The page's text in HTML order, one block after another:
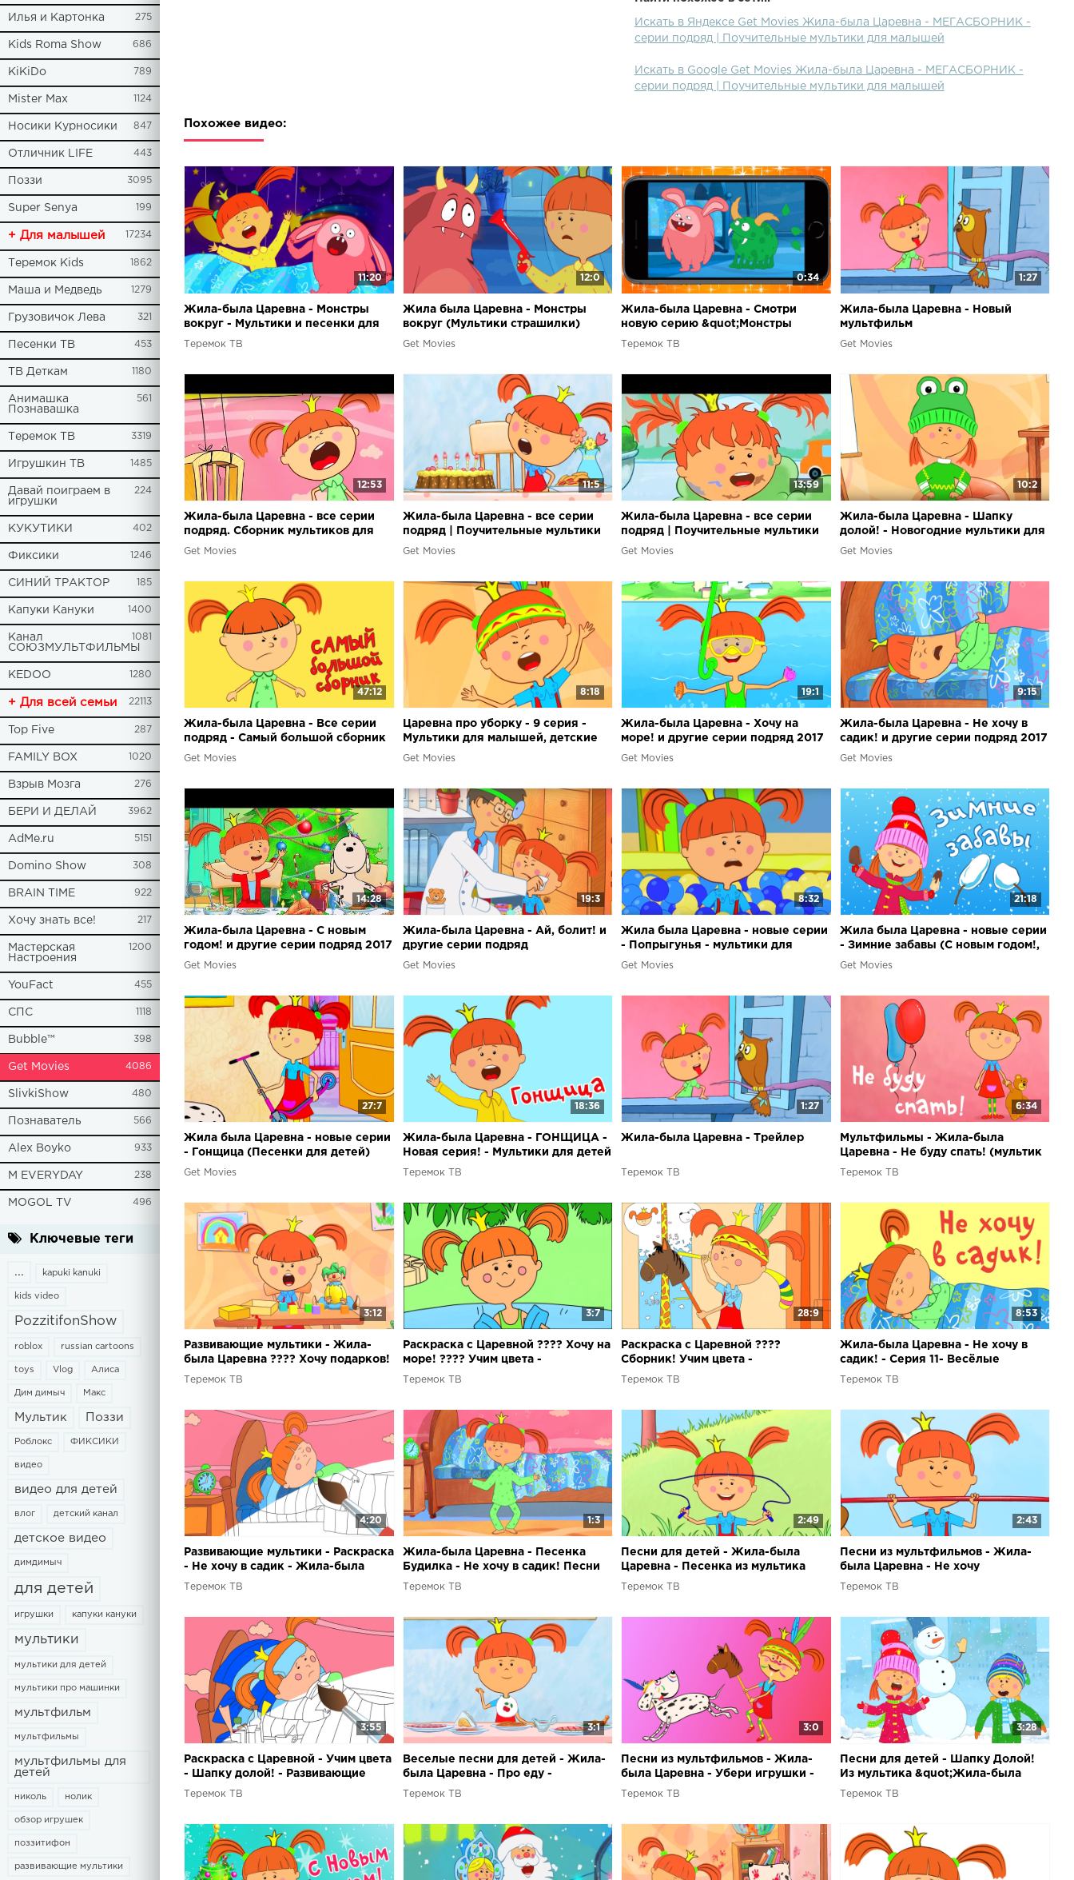
Илья и Картонка 275
Kids Roma Show 686
KiKiDo 789
Mister Max 1124
Носики Курносики 847
Отличник LIFE 443
Поззи 3095
Super Senya 199
+ Для малышей 17234
Теремок Kids 1862
Маша и Медведь 1279
Грузовичок Лева 321
Песенки ТВ 453
ТВ Деткам 1180
Анимашка
Познавашка
561
Теремок ТВ 3319
Игрушкин ТВ 1485
Давай поиграем в
игрушки
224
КУКУТИКИ 402
Фиксики 1246
СИНИЙ ТРАКТОР 185
Капуки Кануки 1400
Канал
СОЮЗМУЛЬТФИЛЬМЫ
1081
KEDOO 1280
+ Для всей семьи 22113
Top Five 287
FAMILY BOX 1020
Взрыв Мозга 276
БЕРИ И ДЕЛАЙ 3962
AdMe.ru 5151
Domino Show 308
BRAIN TIME 922
Хочу знать все! 217
Мастерская
Настроения
1200
YouFact 455
СПС 1118
Bubble™ 398
Get Movies 4086
SlivkiShow 480
Познаватель 566
Alex Boyko 933
M EVERYDAY 238
MOGOL TV 496
Ключевые теги
... kapuki kanuki
kids video
PozzitifonShow
roblox russian cartoons
toys Vlog Алиса
Дим димыч Макс
Мультик Поззи
Роблокс ФИКСИКИ
видео
видео для детей
влог детский канал
детское видео
димдимыч
для детей
игрушки капуки кануки
мультики
мультики для детей
мультики про машинки
мультфильм
мультфильмы
мультфильмы для
детей
николь нолик
обзор игрушек
поззитифон
развивающие мультики
Кукла-игрушка Царевна ► Посуда с Царевной ► В сборник Жила-
была царевна вошли серии: - Жила была Царевна Серия 7 "Не хочу
Царевна Серия 5 "Замарашка" - Жила-была Царевна Серия 4
"Волшебные сказки" - Жила-была Царевна Серия 3 "Жадина" - Жила-
как и у любого ребенка - побольше сладостей и поменьше
нравоучений!
Искать в Яндексе Get Movies Жила-была Царевна - МЕГАСБОРНИК -
серии подряд | Поучительные мультики для малышей
Искать в Google Get Movies Жила-была Царевна - МЕГАСБОРНИК -
серии подряд | Поучительные мультики для малышей
Похожее видео:
11:20
Жила-была Царевна - Монстры
вокруг - Мультики и песенки для
детей
Теремок ТВ
12:0
Жила была Царевна - Монстры
вокруг (Мультики страшилки)
Get Movies
0:34
Жила-была Царевна - Смотри
новую серию &quot;Монстры
вокруг&quot; в приложении
Теремок ТВ
1:27
Жила-была Царевна - Новый
мультфильм
Get Movies
12:53
Жила-была Царевна - все серии
подряд. Сборник мультиков для
малышей от 1 года
Get Movies
11:5
Жила-была Царевна - все серии
подряд | Поучительные мультики
для малышей
Get Movies
13:59
Жила-была Царевна - все серии
подряд | Поучительные мультики
для малышей
Get Movies
10:2
Жила-была Царевна - Шапку
долой! - Новогодние мультики для
детей
Get Movies
47:12
Жила-была Царевна - Все серии
подряд - Самый большой сборник
(8 серий + песенка)
Get Movies
8:18
Царевна про уборку - 9 серия -
Мультики для малышей, детские
песенки
Get Movies
19:1
Жила-была Царевна - Хочу на
море! и другие серии подряд 2017
Get Movies
9:15
Жила-была Царевна - Не хочу в
садик! и другие серии подряд 2017
Get Movies
14:28
Жила-была Царевна - С новым
годом! и другие серии подряд 2017
Get Movies
19:3
Жила-была Царевна - Ай, болит! и
другие серии подряд
Get Movies
8:32
Жила была Царевна - новые серии
- Попрыгунья - мультики для
девочек
Get Movies
21:18
Жила была Царевна - новые серии
- Зимние забавы (С новым годом!,
Шапку долой, Новогодняя
Get Movies
27:7
Жила была Царевна - новые серии
- Гонщица (Песенки для детей)
Get Movies
18:36
Жила-была Царевна - ГОНЩИЦА -
Новая серия! - Мультики для детей
Теремок ТВ
1:27
Жила-была Царевна - Трейлер
Теремок ТВ
6:34
Мультфильмы - Жила-была
Царевна - Не буду спать! (мультик
1)
Теремок ТВ
3:12
Развивающие мультики - Жила-
была Царевна ???? Хочу подарков!
- Раскраска с Царевной
Теремок ТВ
3:7
Раскраска с Царевной ???? Хочу на
море! ???? Учим цвета -
Развивающие, обучающие
Теремок ТВ
28:9
Раскраска с Царевной ????
Сборник! Учим цвета -
Развивающие, обучающие
Теремок ТВ
8:53
Жила-была Царевна - Не хочу в
садик! - Серия 11- Весёлые
развивающие мультики для детей
Теремок ТВ
4:20
Развивающие мультики - Раскраска
- Не хочу в садик - Жила-была
Царевна - Учим цвета с детьми
Теремок ТВ
1:3
Жила-была Царевна - Песенка
Будилка - Не хочу в садик! Песни
для детей из мультфильмов
Теремок ТВ
2:49
Песни для детей - Жила-была
Царевна - Песенка из мультика
&quot;Не хочу в садик!&quot; для
Теремок ТВ
2:43
Песни из мультфильмов - Жила-
была Царевна - Не хочу
проигрывать - Веселые мультики
Теремок ТВ
3:55
Раскраска с Царевной - Учим цвета
- Шапку долой! - Развивающие
мультики для малышей
Теремок ТВ
3:1
Веселые песни для детей - Жила-
была Царевна - Про еду -
Развивающие мультики
Теремок ТВ
3:0
Песни из мультфильмов - Жила-
была Царевна - Убери игрушки -
Развивающее видео для детей
Теремок ТВ
3:28
Песни для детей - Шапку Долой!
Из мультика &quot;Жила-была
Царевна&quot; - Веселая песня
Теремок ТВ